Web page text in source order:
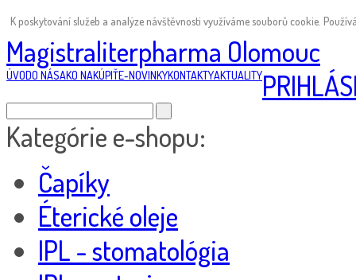
K poskytování služeb a analýze návštěvnosti využíváme souborů cookie.
Magistraliterpharma Olomouc
ÚVODO NÁSAKO NAKÚPIŤE-NOVINKYKONTAKTYAKTUALITY
Kategórie e-shopu:
Čapíky
Éterické oleje
IPL - stomatológia